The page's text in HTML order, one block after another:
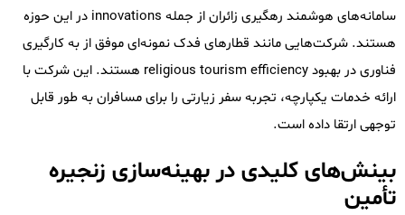
سامانه‌های هوشمند رهگیری زائران از جمله innovations در این حوزه
هستند. شرکت‌هایی مانند قطارهای فدک نمونه‌ای موفق از به کارگیری
فناوری در بهبود religious tourism efficiency هستند. این شرکت با
ارائه خدمات یکپارچه، تجربه سفر زیارتی را برای مسافران به طور قابل
توجهی ارتقا داده است.
بینش‌های کلیدی در بهینه‌سازی زنجیره
تأمین